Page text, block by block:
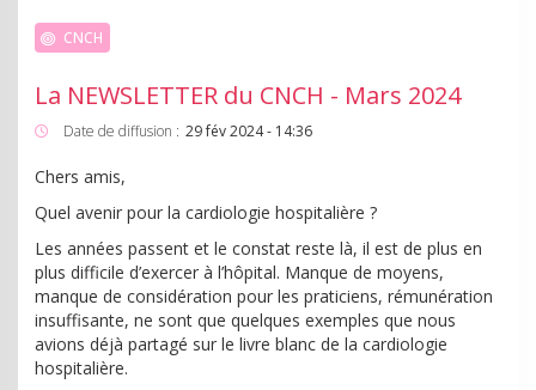
CNCH
La NEWSLETTER du CNCH - Mars 2024
Date de diffusion : 29 fév 2024 - 14:36
Chers amis,
Quel avenir pour la cardiologie hospitalière ?
Les années passent et le constat reste là, il est de plus en
plus difficile d’exercer à l’hôpital. Manque de moyens,
manque de considération pour les praticiens, rémunération
insuffisante, ne sont que quelques exemples que nous
avions déjà partagé sur le livre blanc de la cardiologie
hospitalière.